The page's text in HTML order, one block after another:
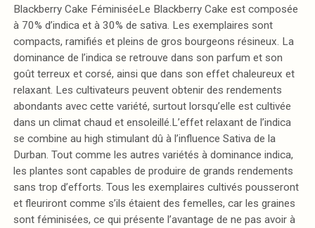
Blackberry Cake FéminiséeLe Blackberry Cake est composée
à 70% d’indica et à 30% de sativa. Les exemplaires sont
compacts, ramifiés et pleins de gros bourgeons résineux. La
dominance de l’indica se retrouve dans son parfum et son
goût terreux et corsé, ainsi que dans son effet chaleureux et
relaxant. Les cultivateurs peuvent obtenir des rendements
abondants avec cette variété, surtout lorsqu’elle est cultivée
dans un climat chaud et ensoleillé.L’effet relaxant de l’indica
se combine au high stimulant dû à l’influence Sativa de la
Durban. Tout comme les autres variétés à dominance indica,
les plantes sont capables de produire de grands rendements
sans trop d’efforts. Tous les exemplaires cultivés pousseront
et fleuriront comme s’ils étaient des femelles, car les graines
sont féminisées, ce qui présente l’avantage de ne pas avoir à